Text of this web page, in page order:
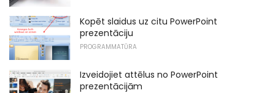
Kopēt slaidus uz citu PowerPoint
prezentāciju
PROGRAMMATŪRA
Izveidojiet attēlus no PowerPoint
prezentācijām